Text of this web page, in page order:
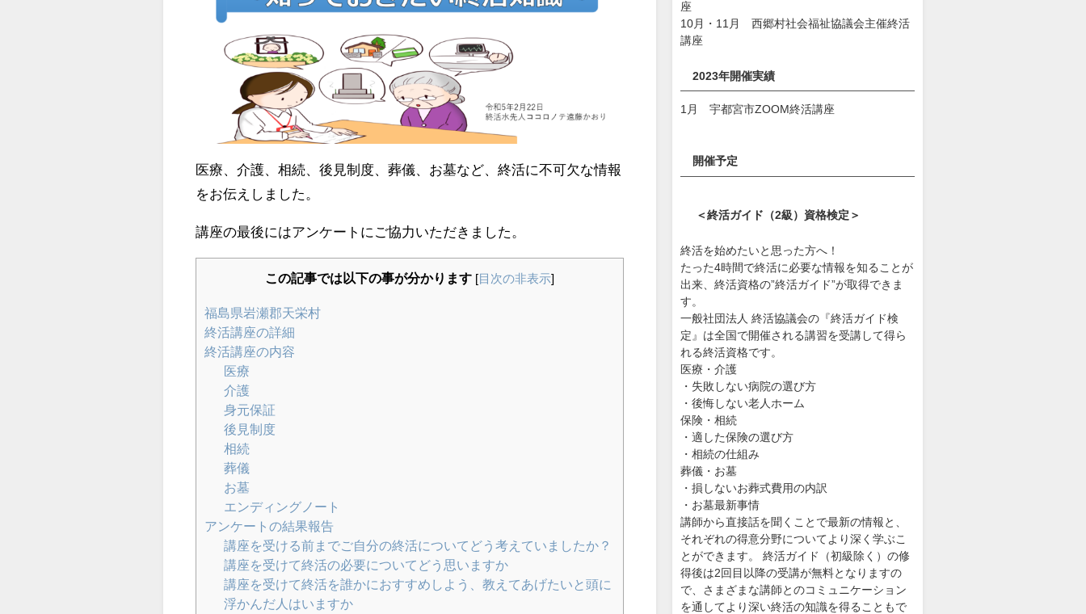
医療、介護、相続、後見制度、葬儀、お墓など、終活に不可欠な情報
をお伝えしました。
講座の最後にはアンケートにご協力いただきました。
この記事では以下の事が分かります 目次の非表示]
福島県岩瀬郡天栄村
終活講座の詳細
終活講座の内容
医療
介護
身元保証
後見制度
相続
葬儀
お墓
エンディングノート
アンケートの結果報告
講座を受ける前までご自分の終活についてどう考えていましたか？
講座を受けて終活の必要についてどう思いますか
講座を受けて終活を誰かにおすすめしよう、教えてあげたいと頭に
浮かんだ人はいますか
座
10月・11月 西郷村社会福祉協議会主催終活
講座
2023年開催実績
1月 宇都宮市ZOOM終活講座
開催予定
＜終活ガイド（2級）資格検定＞
終活を始めたいと思った方へ！
たった4時間で終活に必要な情報を知ることが
出来、終活資格の”終活ガイド”が取得できま
す。
一般社団法人 終活協議会の『終活ガイド検
定』は全国で開催される講習を受講して得ら
れる終活資格です。
医療・介護
・失敗しない病院の選び方
・後悔しない老人ホーム
保険・相続
・適した保険の選び方
・相続の仕組み
葬儀・お墓
・損しないお葬式費用の内訳
・お墓最新事情
講師から直接話を聞くことで最新の情報と、
それぞれの得意分野についてより深く学ぶこ
とができます。 終活ガイド（初級除く）の修
得後は2回目以降の受講が無料となりますの
で、さまざまな講師とのコミュニケーション
を通してより深い終活の知識を得ることもで